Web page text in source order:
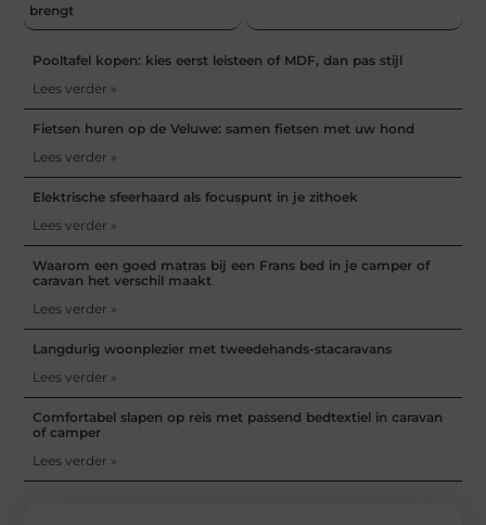
brengt
Pooltafel kopen: kies eerst leisteen of MDF, dan pas stijl
Lees verder »
Fietsen huren op de Veluwe: samen fietsen met uw hond
Lees verder »
Elektrische sfeerhaard als focuspunt in je zithoek
Lees verder »
Waarom een goed matras bij een Frans bed in je camper of
caravan het verschil maakt
Lees verder »
Langdurig woonplezier met tweedehands-stacaravans
Lees verder »
Comfortabel slapen op reis met passend bedtextiel in caravan
of camper
Lees verder »